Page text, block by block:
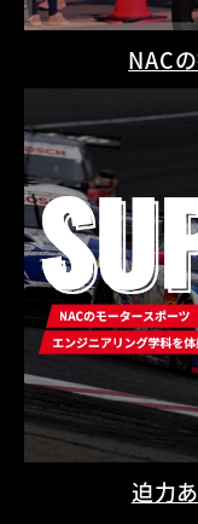
NAC
迫力